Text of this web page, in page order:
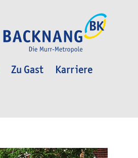
Zu Gast
Karriere